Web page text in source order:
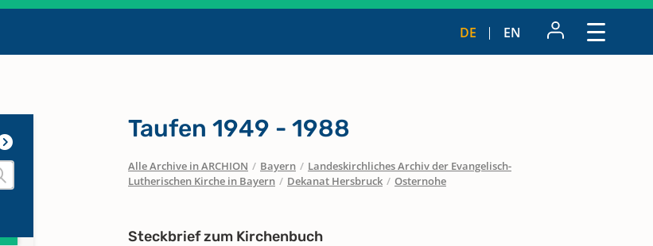
DE EN
Taufen 1949 - 1988
Alle Archive in ARCHION / Bayern / Landeskirchliches Archiv der Evangelisch-
Lutherischen Kirche in Bayern / Dekanat Hersbruck / Osternohe
Steckbrief zum Kirchenbuch